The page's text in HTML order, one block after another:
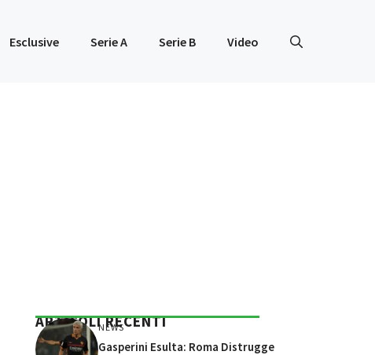
Esclusive Serie A Serie B Video
ARTICOLI RECENTI
NEWS
Gasperini Esulta: Roma Distrugge